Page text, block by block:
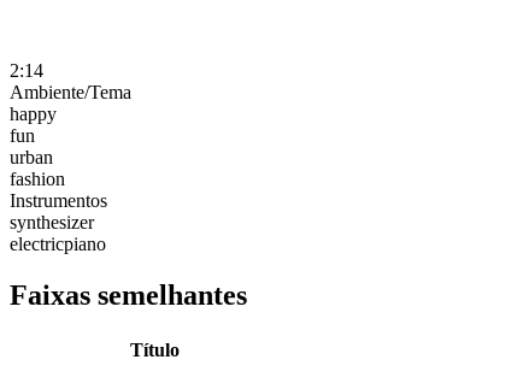
2:14
Ambiente/Tema
happy
fun
urban
fashion
Instrumentos
synthesizer
electricpiano
Faixas semelhantes
Título